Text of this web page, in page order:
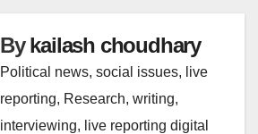
Bykailash choudhary
Political news, social issues, live
reporting, Research, writing,
interviewing, live reporting digital